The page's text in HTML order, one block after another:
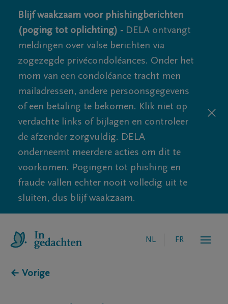
Blijf waakzaam voor phishingberichten
(poging tot oplichting) - DELA ontvangt
meldingen over valse berichten via
zogezegde privécondoléances. Onder het
mom van een condoléance tracht men
mailadressen, andere persoonsgegevens
of een betaling te bekomen. Klik niet op
verdachte links of bijlagen en controleer
de afzender zorgvuldig. DELA
onderneemt meerdere acties om dit te
voorkomen. Pogingen tot phishing en
fraude vallen echter nooit volledig uit te
sluiten, dus blijf waakzaam.
NL FR
← Vorige